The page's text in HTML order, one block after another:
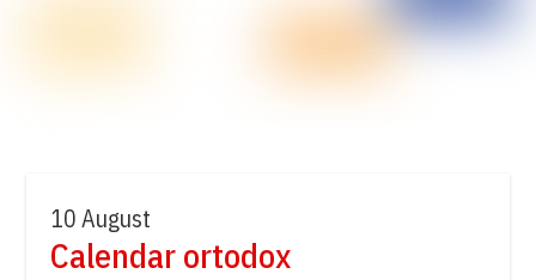
10 August
Calendar ortodox